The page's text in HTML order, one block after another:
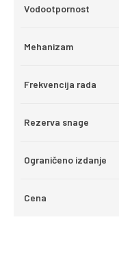
Vodootpornost
Mehanizam
Frekvencija rada
Rezerva snage
Ograničeno izdanje
Cena